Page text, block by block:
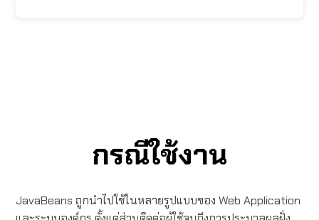
กรณีใช้งาน
JavaBeans ถูกนำไปใช้ในหลายรูปแบบของ Web Application